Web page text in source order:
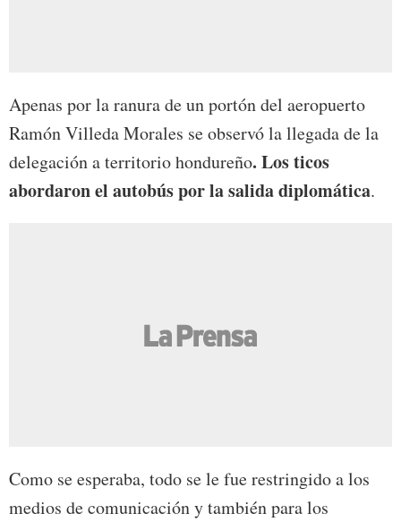
Apenas por la ranura de un portón del aeropuerto
Ramón Villeda Morales se observó la llegada de la
delegación a territorio hondureño. Los ticos
abordaron el autobús por la salida diplomática.
Como se esperaba, todo se le fue restringido a los
medios de comunicación y también para los